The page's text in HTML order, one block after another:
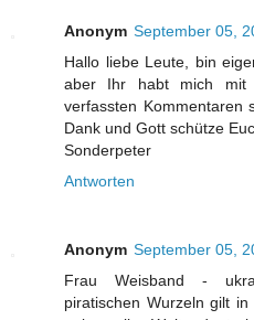
Anonym September 05,
Hallo liebe Leute, bin
aber Ihr habt mich mit
verfassten Kommentaren
Dank und Gott schütze
Sonderpeter
Antworten
Anonym September 05,
Frau Weisband -
piratischen Wurzeln gilt